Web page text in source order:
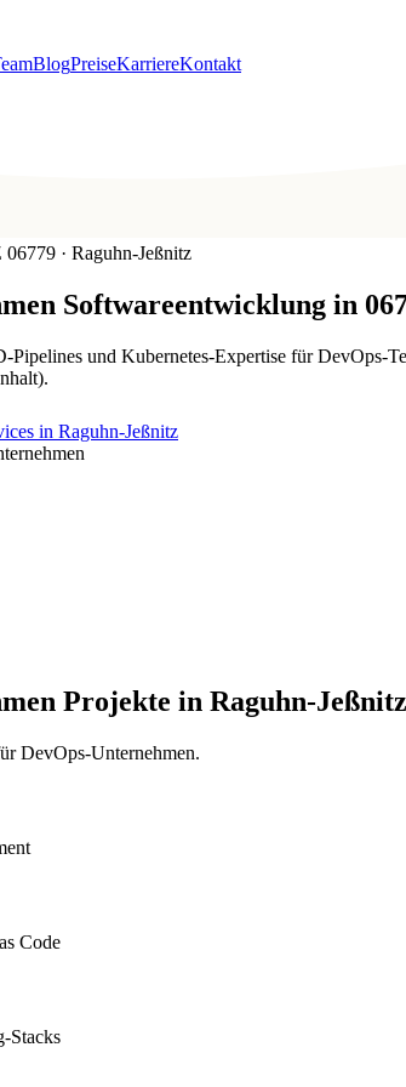
BlogPreiseKarriereKontakt
· Raguhn-Jeßnitz
Softwareentwicklung in
Pipelines und Kubernetes-Expertise für DevOps-
in Raguhn-Jeßnitz
Projekte in Raguhn-Jeßnitz
DevOps-Unternehmen.
Code
Stacks